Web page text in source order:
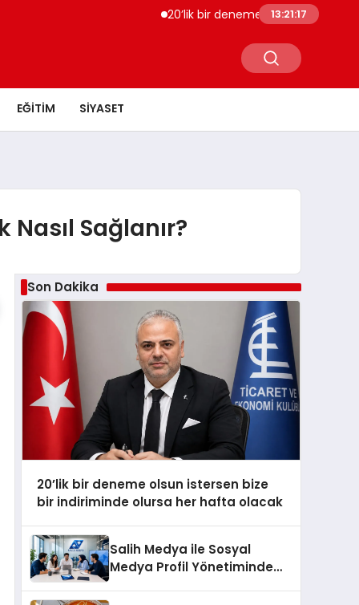
20’lik bir deneme olsun istersen bize
13:21:18
EĞITIM SIYASET
Sağlanır?
Son Dakika
20’lik bir deneme olsun istersen bize
bir indiriminde olursa her hafta olacak
Salih Medya ile Sosyal
Medya Profil Yönetiminde